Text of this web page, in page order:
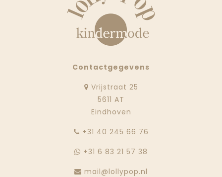
Contactgegevens
Vrijstraat 25
5611 AT
Eindhoven
‭+31 40 245 66 76
+31 6 83 21 57 38
mail@lollypop.nl